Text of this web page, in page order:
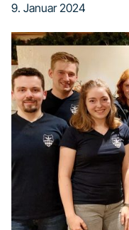
9. Januar 2024